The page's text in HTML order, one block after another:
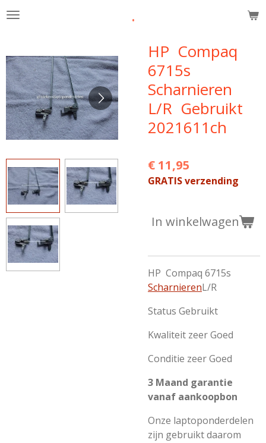
Ga
de
hoofdinhoud
.
HP Compaq
6715s
Scharnieren
L/R Gebruikt
2021611ch
€ 11,95
GRATIS verzending
In winkelwagen
HP Compaq 6715s
ScharnierenL/R
Status Gebruikt
Kwaliteit zeer Goed
Conditie zeer Goed
3 Maand garantie
vanaf aankoopbon
Onze laptoponderdelen
zijn gebruikt daarom